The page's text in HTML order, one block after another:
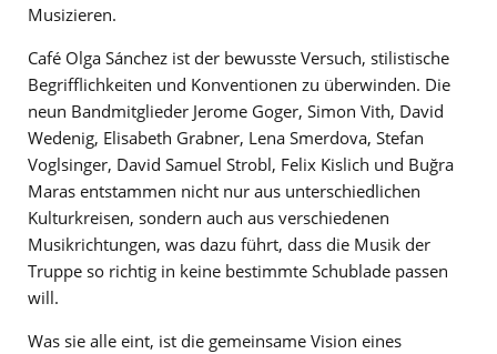
Musizieren.
Café Olga Sánchez ist der bewusste Versuch, stilistische
Begrifflichkeiten und Konventionen zu überwinden. Die
neun Bandmitglieder Jerome Goger, Simon Vith, David
Wedenig, Elisabeth Grabner, Lena Smerdova, Stefan
Voglsinger, David Samuel Strobl, Felix Kislich und Buğra
Maras entstammen nicht nur aus unterschiedlichen
Kulturkreisen, sondern auch aus verschiedenen
Musikrichtungen, was dazu führt, dass die Musik der
Truppe so richtig in keine bestimmte Schublade passen
will.
Was sie alle eint, ist die gemeinsame Vision eines